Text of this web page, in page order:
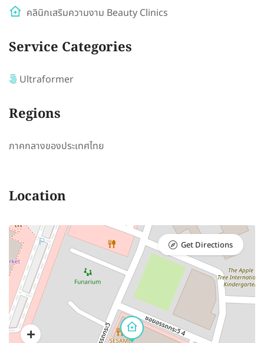
คลินิกเสริมความงาม Beauty Clinics
Service Categories
Ultraformer
Regions
ภาคกลางของประเทศไทย
Location
Get Directions